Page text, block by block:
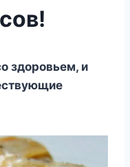
здоровьем, и